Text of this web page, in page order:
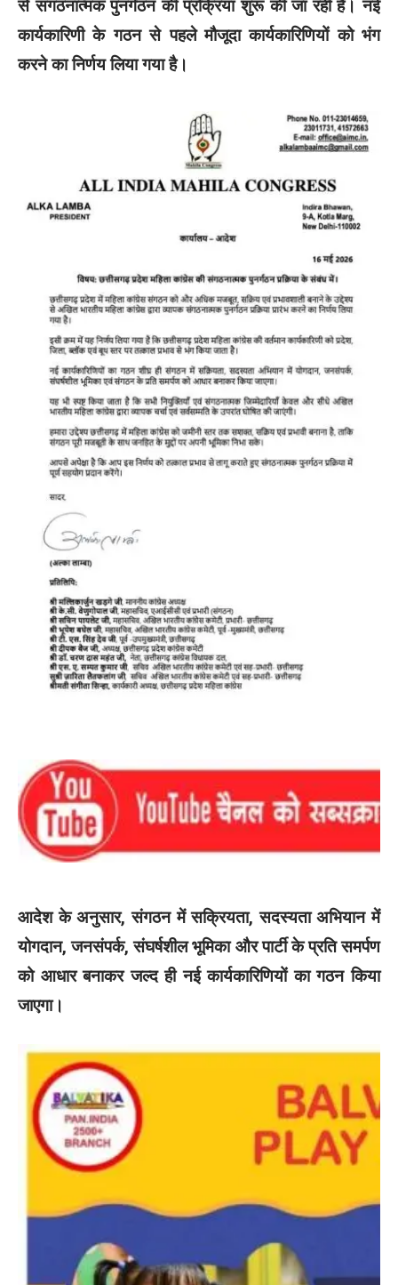
से संगठनात्मक पुनर्गठन की प्रक्रिया शुरू की जा रही है। नई
कार्यकारिणी के गठन से पहले मौजूदा कार्यकारिणियों को भंग
करने का निर्णय लिया गया है।
आदेश के अनुसार, संगठन में सक्रियता, सदस्यता अभियान में
योगदान, जनसंपर्क, संघर्षशील भूमिका और पार्टी के प्रति समर्पण
को आधार बनाकर जल्द ही नई कार्यकारिणियों का गठन किया
जाएगा।